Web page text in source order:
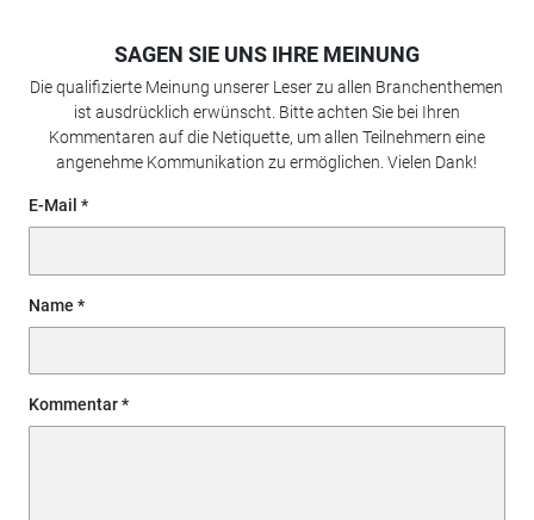
SAGEN SIE UNS IHRE MEINUNG
Die qualifizierte Meinung unserer Leser zu allen Branchenthemen
ist ausdrücklich erwünscht. Bitte achten Sie bei Ihren
Kommentaren auf die Netiquette, um allen Teilnehmern eine
angenehme Kommunikation zu ermöglichen. Vielen Dank!
E-Mail
Name
Kommentar